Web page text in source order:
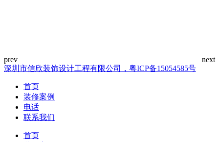
深圳市信欣装饰设计工程有限公司，粤ICP备15054585号
首页
装修案例
电话
联系我们
首页